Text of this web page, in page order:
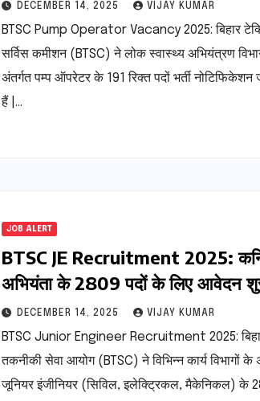
DECEMBER 14, 2025 VIJAY KUMAR
BTSC Pump Operator Vacancy 2025: बिहार
सर्विस कमीशन (BTSC) ने लोक स्वास्थ्य अभियंत्रण
अंतर्गत पम्प ऑपरेटर के 191 रिक्त पदों भर्ती नोटिफिकेशन
हैं |…
JOB ALERT
BTSC JE Recruitment 2025:
अभियंता के 2809 पदों के लिए आवेदन
DECEMBER 14, 2025 VIJAY KUMAR
BTSC Junior Engineer Recruitment 2025:
तकनीकी सेवा आयोग (BTSC) ने विभिन्न कार्य विभागों के
जूनियर इंजीनियर (सिविल, इलेक्ट्रिकल, मैकेनिकल) के